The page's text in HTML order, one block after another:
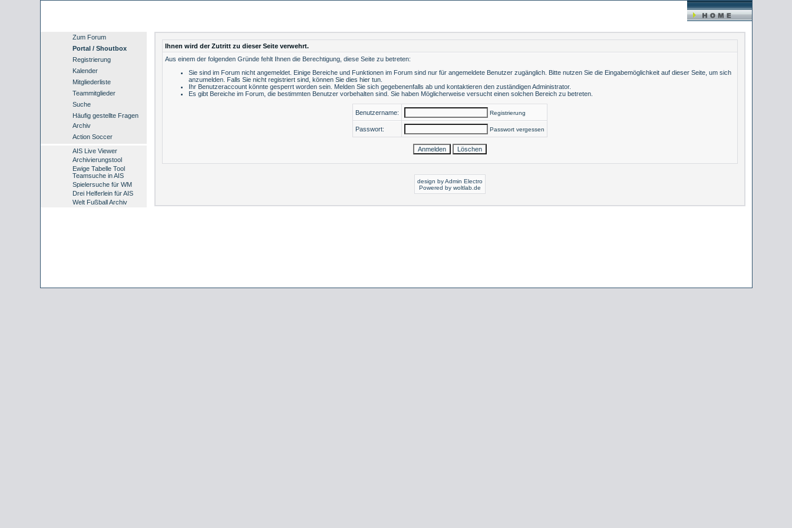
Zum Forum
Portal / Shoutbox
Registrierung
Kalender
Mitgliederliste
Teammitglieder
Suche
Häufig gestellte Fragen
Archiv
Action Soccer
AIS Live Viewer
Archivierungstool
Ewige Tabelle Tool
Teamsuche in AIS
Spielersuche für WM
Drei Helferlein für AIS
Welt Fußball Archiv
Ihnen wird der Zutritt zu dieser Seite verwehrt.
Aus einem der folgenden Gründe fehlt Ihnen die Berechtigung, diese Seite zu betreten:
Sie sind im Forum nicht angemeldet. Einige Bereiche und Funktionen im Forum sind nur für angemeldete Benutzer zugänglich. Bitte nutzen Sie die Eingabemöglichkeit auf dieser Seite, um sich
anzumelden. Falls Sie nicht registriert sind, können Sie dies hier tun
Ihr Benutzeraccount könnte gesperrt worden sein. Melden Sie sich gegebenenfalls ab und kontaktieren den zuständigen Administrator.
Es gibt Bereiche im Forum, die bestimmten Benutzer vorbehalten sind. Sie haben Möglicherweise versucht einen solchen Bereich zu betreten.
Benutzername: Registrierung
Passwort: Passwort vergessen
design by Admin Electro
Powered by woltlab.de